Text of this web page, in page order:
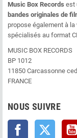
Music Box Records est
bandes originales de
propose également à
spécialisés au format
MUSIC BOX RECORDS
BP 1012
11850 Carcassonne
FRANCE
NOUS SUIVRE
Facebook Twitter